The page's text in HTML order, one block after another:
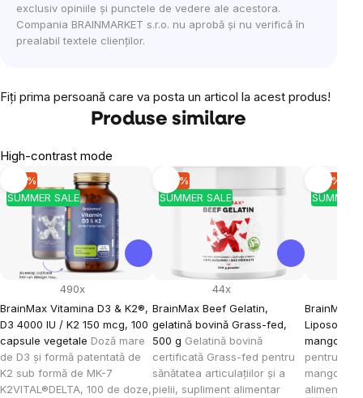
exclusiv opiniile și punctele de vedere ale acestora.
Compania BRAINMARKET s.r.o. nu aprobă și nu verifică în
prealabil textele clienților.
Fiţi prima persoană care va posta un articol la acest produs!
Produse similare
High-contrast mode
SUMMER SALE
-10 %
BrainMax Vitamina D3 & K2®,
D3 4000 IU / K2 150 mcg, 100
capsule vegetale Doză mare
de D3 și formă patentată de
K2 sub formă de MK-7
K2VITAL®DELTA, 100 de doze,
490x
SUMMER SALE
-10 %
BrainMax Beef Gelatin,
gelatină bovină Grass-fed,
500 g Gelatină bovină
certificată Grass-fed pentru
sănătatea articulațiilor și a
pielii, supliment alimentar
44x
SUMMER
-10 %
BrainMax
Liposomal
mango,
pentru
mango, 30
alimentar